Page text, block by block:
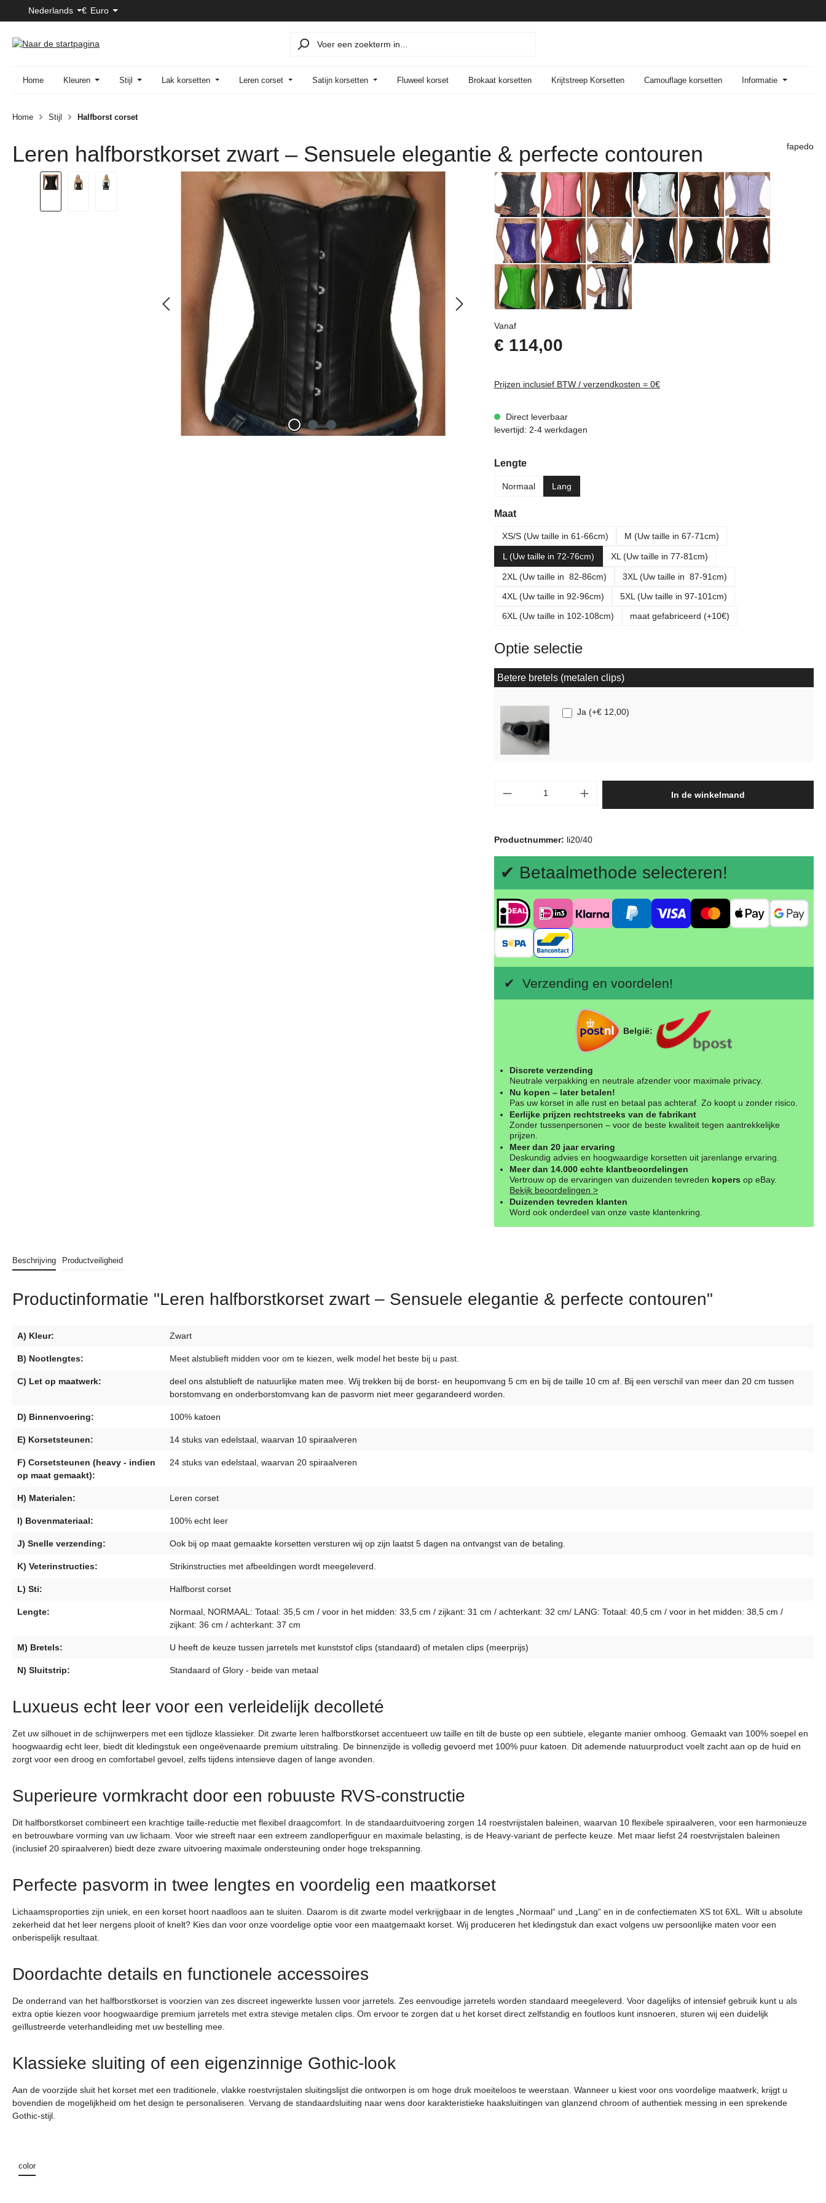
de hoofdinhoud
Ga naar de zoekopdracht
Ga naar de hoofdnavigatie
Nederlands € Euro
Home Kleuren Stijl Lak korsetten Leren corset Satijn korsetten Fluweel korset Brokaat korsetten Krijtstreep Korsetten Camouflage korsetten Informatie
Home Stijl Halfborst corset
Leren halfborstkorset zwart – Sensuele elegantie & perfecte contouren fapedo
Afbeeldingengalerij overslaan
VanafNormale prijs:
€ 114,00
Prijzen inclusief BTW / verzendkosten = 0€
Direct leverbaar
levertijd: 2-4 werkdagen
Selecteer
Lengte
Normaal Lang
Selecteer
Maat
XS/S (Uw taille in 61-66cm) M (Uw taille in 67-71cm)
L (Uw taille in 72-76cm) XL (Uw taille in 77-81cm)
2XL (Uw taille in 82-86cm)
3XL (Uw taille in 87-91cm)
4XL (Uw taille in 92-96cm)
5XL (Uw taille in 97-101cm)
6XL (Uw taille in 102-108cm)
maat gefabriceerd (+10€)
Optie selectie
Betere bretels (metalen clips)
Ja (+€ 12,00)
Producthoeveelheid: Voer de gewenste
In de winkelmand
Productnummer: li20/40
✔ Betaalmethode selecteren!
✔ Verzending en voordelen!
België:
Discrete verzending
Neutrale verpakking en neutrale afzender voor maximale privacy.
Nu kopen – later betalen!
Pas uw korset in alle rust en betaal pas achteraf. Zo koopt u zonder risico.
Eerlijke prijzen rechtstreeks van de fabrikant
Zonder tussenpersonen – voor de beste kwaliteit tegen aantrekkelijke
prijzen.
Meer dan 20 jaar ervaring
Deskundig advies en hoogwaardige korsetten uit jarenlange ervaring.
Meer dan 14.000 echte klantbeoordelingen
Vertrouw op de ervaringen van duizenden tevreden kopers op eBay.
Bekijk beoordelingen >
Duizenden tevreden klanten
Word ook onderdeel van onze vaste klantenkring.
Beschrijving Productveiligheid
Productinformatie "Leren halfborstkorset zwart – Sensuele elegantie & perfecte contouren"
A) Kleur: Zwart
B) Nootlengtes: Meet alstublieft midden voor om te kiezen, welk model het beste bij u past.
C) Let op maatwerk:
deel ons alstublieft de natuurlijke maten mee. Wij trekken bij de borst- en heupomvang 5 cm en bij de taille 10 cm af. Bij een verschil van meer dan 20 cm tussen
borstomvang en onderborstomvang kan de pasvorm niet meer gegarandeerd worden.
D) Binnenvoering: 100% katoen
E) Korsetsteunen: 14 stuks van edelstaal, waarvan 10 spiraalveren
F) Corsetsteunen (heavy - indien
op maat gemaakt):
24 stuks van edelstaal, waarvan 20 spiraalveren
H) Materialen: Leren corset
I) Bovenmateriaal: 100% echt leer
J) Snelle verzending: Ook bij op maat gemaakte korsetten versturen wij op zijn laatst 5 dagen na ontvangst van de betaling.
K) Veterinstructies: Strikinstructies met afbeeldingen wordt meegeleverd.
L) Sti: Halfborst corset
Lengte:
Normaal, NORMAAL: Totaal: 35,5 cm / voor in het midden: 33,5 cm / zijkant: 31 cm / achterkant: 32 cm/ LANG: Totaal: 40,5 cm / voor in het midden: 38,5 cm /
zijkant: 36 cm / achterkant: 37 cm
M) Bretels: U heeft de keuze tussen jarretels met kunststof clips (standaard) of metalen clips (meerprijs)
N) Sluitstrip: Standaard of Glory - beide van metaal
Luxueus echt leer voor een verleidelijk decolleté
Zet uw silhouet in de schijnwerpers met een tijdloze klassieker. Dit zwarte leren halfborstkorset accentueert uw taille en tilt de buste op een subtiele, elegante manier omhoog. Gemaakt van 100% soepel en
hoogwaardig echt leer, biedt dit kledingstuk een ongeëvenaarde premium uitstraling. De binnenzijde is volledig gevoerd met 100% puur katoen. Dit ademende natuurproduct voelt zacht aan op de huid en
zorgt voor een droog en comfortabel gevoel, zelfs tijdens intensieve dagen of lange avonden.
Superieure vormkracht door een robuuste RVS-constructie
Dit halfborstkorset combineert een krachtige taille-reductie met flexibel draagcomfort. In de standaarduitvoering zorgen 14 roestvrijstalen baleinen, waarvan 10 flexibele spiraalveren, voor een harmonieuze
en betrouwbare vorming van uw lichaam. Voor wie streeft naar een extreem zandloperfiguur en maximale belasting, is de Heavy-variant de perfecte keuze. Met maar liefst 24 roestvrijstalen baleinen
(inclusief 20 spiraalveren) biedt deze zware uitvoering maximale ondersteuning onder hoge trekspanning.
Perfecte pasvorm in twee lengtes en voordelig een maatkorset
Lichaamsproporties zijn uniek, en een korset hoort naadloos aan te sluiten. Daarom is dit zwarte model verkrijgbaar in de lengtes „Normaal“ und „Lang“ en in de confectiematen XS tot 6XL. Wilt u absolute
zekerheid dat het leer nergens plooit of knelt? Kies dan voor onze voordelige optie voor een maatgemaakt korset. Wij produceren het kledingstuk dan exact volgens uw persoonlijke maten voor een
onberispelijk resultaat.
Doordachte details en functionele accessoires
De onderrand van het halfborstkorset is voorzien van zes discreet ingewerkte lussen voor jarretels. Zes eenvoudige jarretels worden standaard meegeleverd. Voor dagelijks of intensief gebruik kunt u als
extra optie kiezen voor hoogwaardige premium jarretels met extra stevige metalen clips. Om ervoor te zorgen dat u het korset direct zelfstandig en foutloos kunt insnoeren, sturen wij een duidelijk
geïllustreerde veterhandleiding met uw bestelling mee.
Klassieke sluiting of een eigenzinnige Gothic-look
Aan de voorzijde sluit het korset met een traditionele, vlakke roestvrijstalen sluitingslijst die ontworpen is om hoge druk moeiteloos te weerstaan. Wanneer u kiest voor ons voordelige maatwerk, krijgt u
bovendien de mogelijkheid om het design te personaliseren. Vervang de standaardsluiting naar wens door karakteristieke haaksluitingen van glanzend chroom of authentiek messing in een sprekende
Gothic-stijl.
color